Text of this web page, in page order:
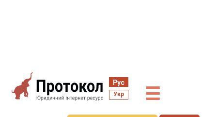
Рус
Укр ☰